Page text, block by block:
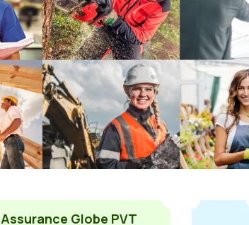
Assurance Globe PVT